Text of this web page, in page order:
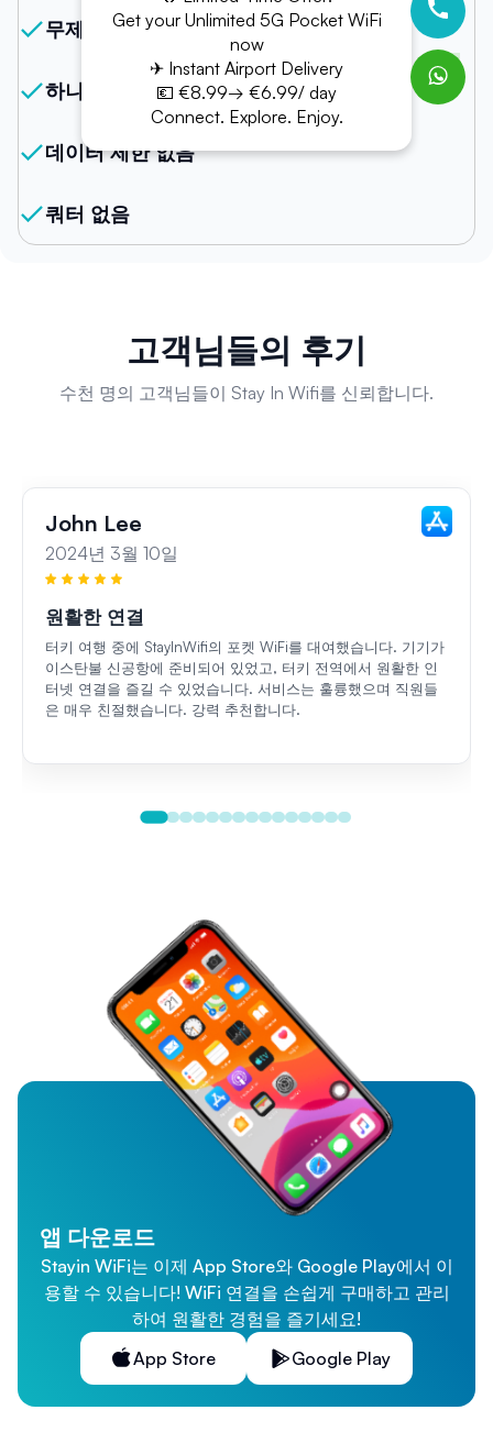
무제한 인터넷
하나의 기기에서 여러 연결 지원
데이터 제한 없음
쿼터 없음
고객님들의 후기
수천 명의 고객님들이 Stay In Wifi를 신뢰합니다.
John Lee
2024년 3월 10일
원활한 연결
터키 여행 중에 StayInWifi의 포켓 WiFi를 대여했습니다. 기기가
이스탄불 신공항에 준비되어 있었고, 터키 전역에서 원활한 인
터넷 연결을 즐길 수 있었습니다. 서비스는 훌륭했으며 직원들
은 매우 친절했습니다. 강력 추천합니다.
앱 다운로드
Stayin WiFi는 이제 App Store와 Google Play에서 이
용할 수 있습니다! WiFi 연결을 손쉽게 구매하고 관리
하여 원활한 경험을 즐기세요!
App Store
Google Play
Get your Unlimited 5G Pocket WiFi
now
✈ Instant Airport Delivery
💶 €8.99→ €6.99/ day
Connect. Explore. Enjoy.